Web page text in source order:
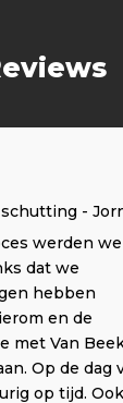
-
werden we
dat we
hebben
en de
met Van
Op de dag
op tijd. Ook